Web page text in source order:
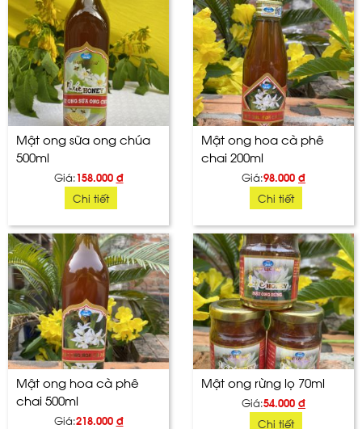
Mật ong sữa ong chúa
500ml
Giá:158.000 đ
Chi tiết
Mật ong hoa cà phê
chai 200ml
Giá:98.000 đ
Chi tiết
Mật ong hoa cà phê
chai 500ml
Giá:218.000 đ
Mật ong rừng lọ 70ml
Giá:54.000 đ
Chi tiết